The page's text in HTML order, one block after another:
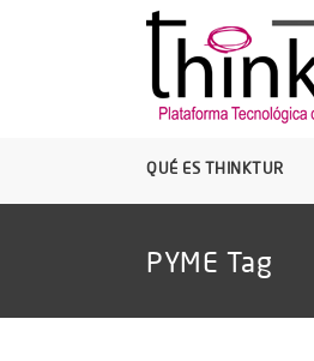
QUÉ ES THINKTUR
PYME Tag